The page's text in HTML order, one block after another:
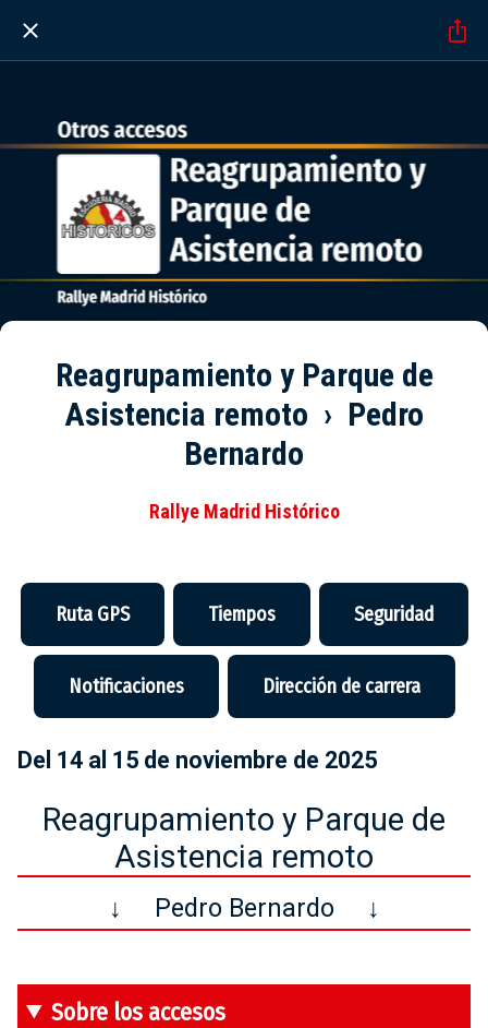
Reagrupamiento y Parque de
Asistencia remoto › Pedro
Bernardo
Rallye Madrid Histórico
Ruta GPS Tiempos Seguridad
Notificaciones Dirección de carrera
Del 14 al 15 de noviembre de 2025
Reagrupamiento y Parque de
Asistencia remoto
↓ Pedro Bernardo↓
Sobre los accesos